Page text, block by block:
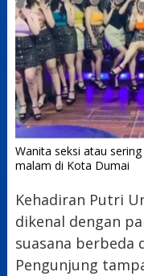
Wanita seksi atau
malam di Kota Dumai
Kehadiran Putri
dikenal dengan
suasana berbeda
Pengunjung